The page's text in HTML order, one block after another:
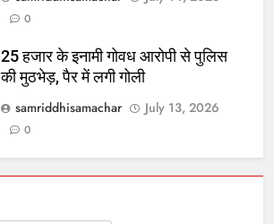
0
25 हजार के इनामी गोवध आरोपी से पुलिस
की मुठभेड़, पैर में लगी गोली
samriddhisamachar
July 13, 2026
0